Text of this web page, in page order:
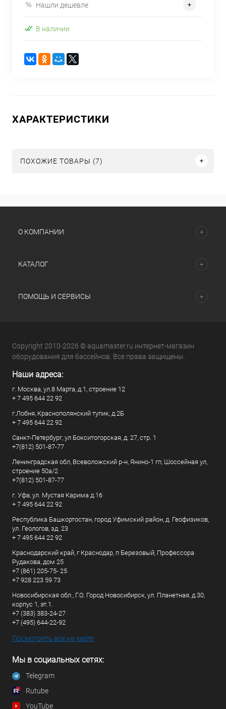
Нашли дешевле
В наличии
ХАРАКТЕРИСТИКИ
ПОХОЖИЕ ТОВАРЫ (7)
О КОМПАНИИ
КАТАЛОГ
ПОМОЩЬ И СЕРВИСЫ
Copyright 2010-2026 © aquamaster.ru интернет-магазин
оборудования для бассейнов. Все права защищены.
Наши адреса:
г. Москва, ул.8 Марта, д.1, строение 12
+ 7 495 644 22 92
г.Лобня, Краснополянский тупик, д.2Б
+ 7 495 644 22 92
Санкт-Петербург, ул Бокситогорская, д. 27, стр. 1
+7(812) 501-87-77
Ленинградская обл, Всеволожский р-н, Янино-1 гп, Шоссейная ул,
строение 50а/2
+7(812) 501-87-77
г. Уфа, ул. Мустая Карима д.16
+ 7 495 644 22 92
Республика Башкортостан, город Уфимский район, д. Геофизиков,
ул. Геологов, зд. 23
+ 7 495 644 22 92
Краснодарский край, г Краснодар, п Березовый, Профессора
Рудакова, дом 25
+7 (861) 205-75- 25
+7 928 223 59 73
Новосибирская обл., Г.О. Город Новосибирск, ул. Планетная, д.30,
корпус 1, эт.1.
+7 (383) 383-24-27
+7 (495) 644-22-92
Посмотреть все на карте
Мы в социальных сетях:
Telegram
Rutube
YouTube